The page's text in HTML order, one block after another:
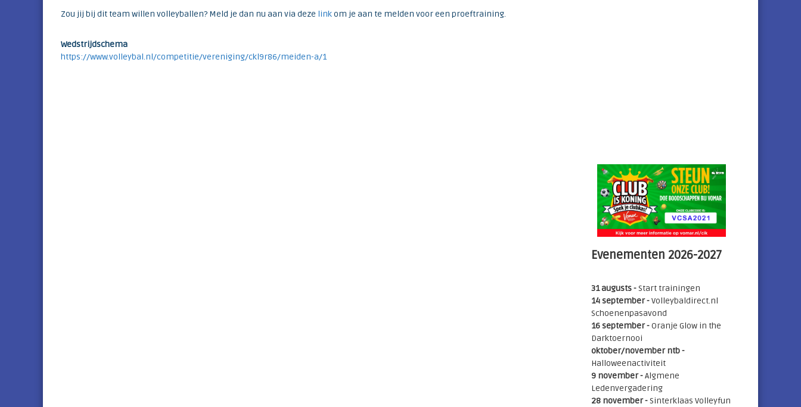
t
k
Zou jij bij dit team willen volleyballen? Meld je dan nu aan via deze linkom je aan te melden voor een proeftraining.
Wedstrijdschema
https://www.volleybal.nl/competitie/vereniging/ckl9r86/meiden-a/1
Evenementen 2026-2027
31 augusts -Start trainingen
14 september -Volleybaldirect.nl
Schoenenpasavond
16 september -Oranje Glow in the
Darktoernooi
oktober/november ntb -
Halloweenactiviteit
9 november -Algmene
Ledenvergadering
28 november -Sinterklaas Volleyfun